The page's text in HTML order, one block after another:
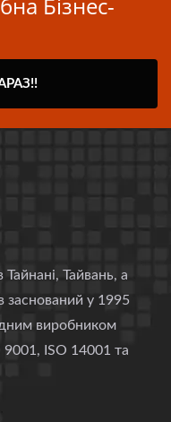
Бізнес-
Тайвань, а
заснований у 1995
виробником
9001, ISO 14001 та